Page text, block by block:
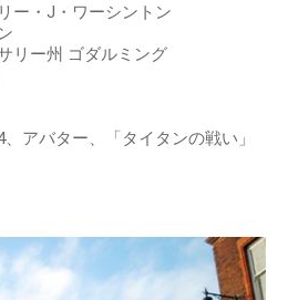
ー・J・ワーシントン
リー州 ゴダルミング
アバター、「タイタンの戦い」